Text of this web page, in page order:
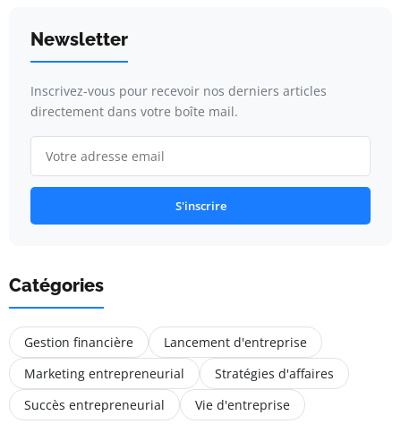
Newsletter
Inscrivez-vous pour recevoir nos derniers articles
directement dans votre boîte mail.
S'inscrire
Catégories
Gestion financière
Lancement d'entreprise
Marketing entrepreneurial
Stratégies d'affaires
Succès entrepreneurial
Vie d'entreprise